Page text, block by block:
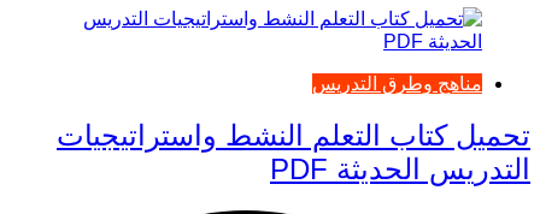
مناهج وطرق التدريس
تحميل كتاب التعلم النشط واستراتيجيات
التدريس الحديثة PDF